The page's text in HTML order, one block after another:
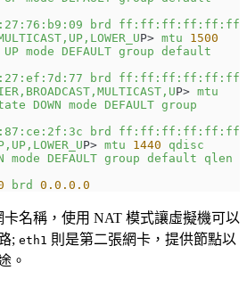
brd
ff:ff:ff:ff:ff:ff
P> mtu 1500
UP mode DEFAULT group default
brd
ff:ff:ff:ff:ff:ff
P> mtu
DOWN mode DEFAULT group
brd
ff:ff:ff:ff:ff:ff
P> mtu 1440 qdisc
mode DEFAULT group default qlen
brd 0.0.0.0
卡名稱，使用 NAT 模式讓虛擬機可以
; eth1 則是第二張網卡，提供節點以
。